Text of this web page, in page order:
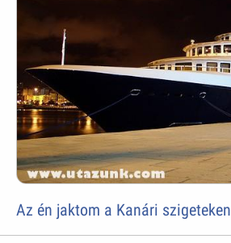
Az én jaktom a Kanári szigeteken